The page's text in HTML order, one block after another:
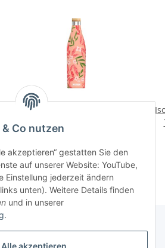
Thermo Trinkflasche
49,90 CHF
Co nutzen
akzeptieren“ gestatten Sie den
auf unserer Website: YouTube,
Einstellung jederzeit ändern
unten). Weitere Details finden
und in unserer
.
Alle akzeptieren